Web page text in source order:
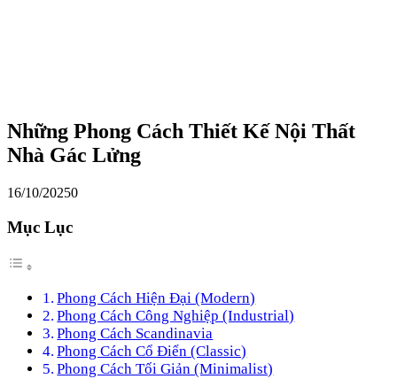
Những Phong Cách Thiết Kế Nội Thất
Nhà Gác Lửng
16/10/20250
Mục Lục
Phong Cách Hiện Đại (Modern)
Phong Cách Công Nghiệp (Industrial)
Phong Cách Scandinavia
Phong Cách Cổ Điển (Classic)
Phong Cách Tối Giản (Minimalist)